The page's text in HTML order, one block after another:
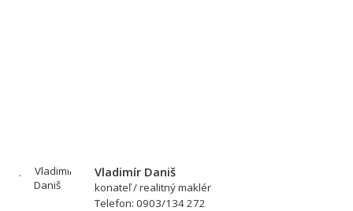
Vladimír Daniš
konateľ / realitný maklér
Telefon: 0903/134 272